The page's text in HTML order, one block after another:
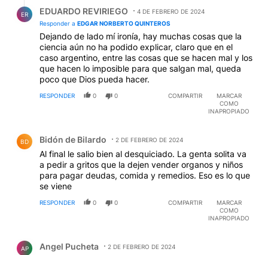
ER EDUARDO REVIRIEGO
4 DE FEBRERO DE 2024
Responder a EDGAR NORBERTO QUINTEROS
Dejando de lado mí ironía, hay muchas cosas que la
ciencia aún no ha podido explicar, claro que en el
caso argentino, entre las cosas que se hacen mal y los
que hacen lo imposible para que salgan mal, queda
poco que Dios pueda hacer.
RESPONDER 0 0 COMPARTIR
MARCAR
COMO
INAPROPIADO
BD Bidón de Bilardo 2 DE FEBRERO DE 2024
Al final le salio bien al desquiciado. La genta solita va
a pedir a gritos que la dejen vender organos y niños
para pagar deudas, comida y remedios. Eso es lo que
se viene
RESPONDER 0 0 COMPARTIR
MARCAR
COMO
INAPROPIADO
AP Angel Pucheta 2 DE FEBRERO DE 2024